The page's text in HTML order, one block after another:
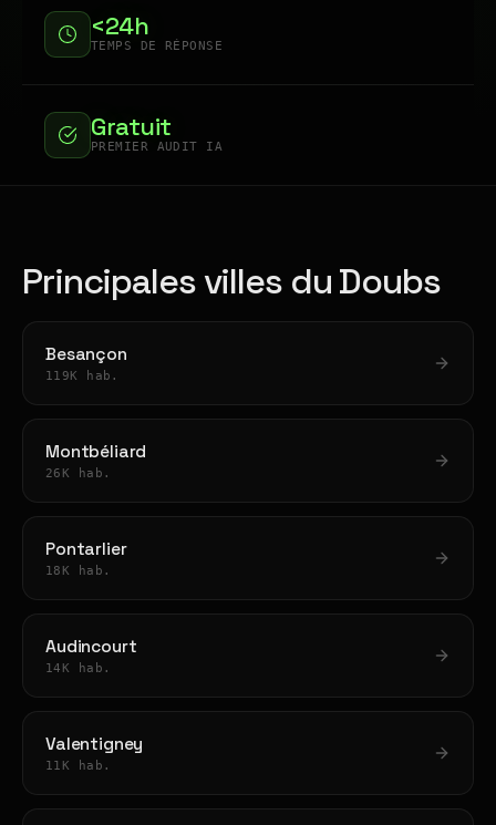
<24h
TEMPS DE RÉPONSE
Gratuit
PREMIER AUDIT IA
Principales villes du Doubs
Besançon
119K hab.
Montbéliard
26K hab.
Pontarlier
18K hab.
Audincourt
14K hab.
Valentigney
11K hab.